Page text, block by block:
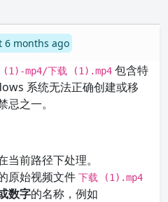
6 months ago
(1)-mp4/下载 (1).mp4 包含特
系统无法正确创建或移
之一。
当前路径下处理。
原始视频文件 下载 (1).mp4
数字的名称，例如